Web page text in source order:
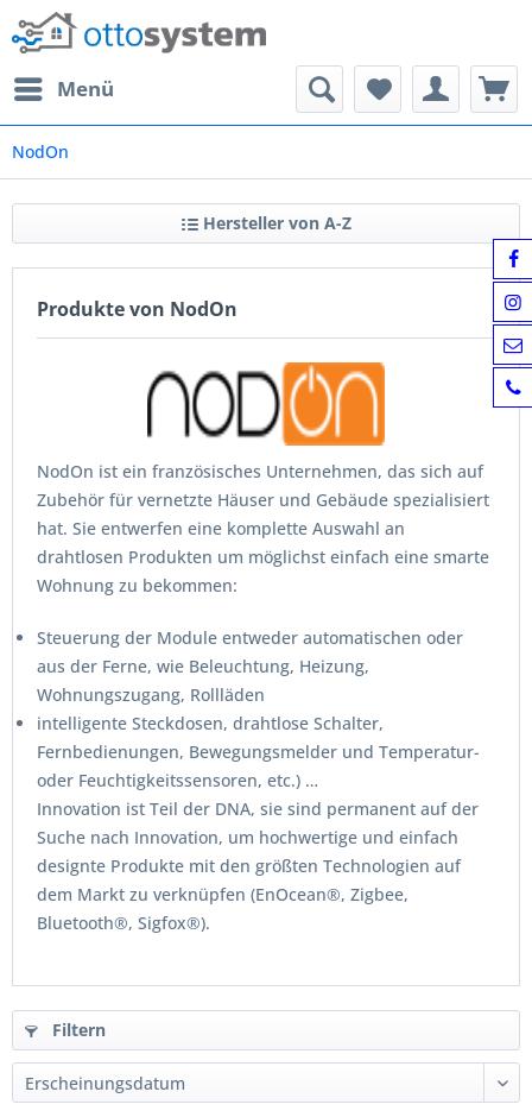
Menü
NodOn
Hersteller von A-Z
Produkte von NodOn
NodOn ist ein französisches Unternehmen, das sich auf
Zubehör für vernetzte Häuser und Gebäude spezialisiert
hat. Sie entwerfen eine komplette Auswahl an
drahtlosen Produkten um möglichst einfach eine smarte
Wohnung zu bekommen:
Steuerung der Module entweder automatischen oder
aus der Ferne, wie Beleuchtung, Heizung,
Wohnungszugang, Rollläden
intelligente Steckdosen, drahtlose Schalter,
Fernbedienungen, Bewegungsmelder und Temperatur-
oder Feuchtigkeitssensoren, etc.) …
Innovation ist Teil der DNA, sie sind permanent auf der
Suche nach Innovation, um hochwertige und einfach
designte Produkte mit den größten Technologien auf
dem Markt zu verknüpfen (EnOcean®, Zigbee,
Bluetooth®, Sigfox®).
Filtern